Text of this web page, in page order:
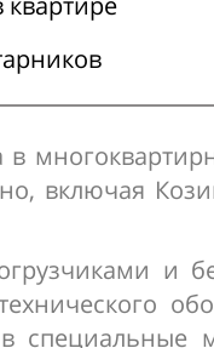
включая
и
в